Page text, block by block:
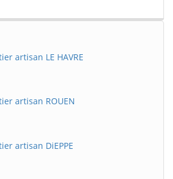
artisan LE HAVRE
artisan ROUEN
artisan DiEPPE